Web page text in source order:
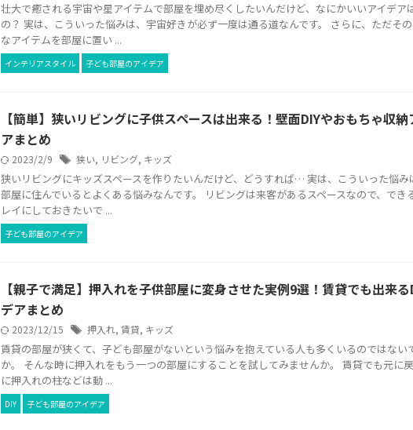
壮大で癒される宇宙や星アイテムで部屋を埋め尽くしたいんだけど、なにかいいアイデア
の？ 実は、こういった悩みは、宇宙好きが必ず一度は通る道なんです。 さらに、ただそ
なアイテムを部屋に置い ...
インテリアスタイル 子ども部屋のアイデア
【簡単】狭いリビングに子供スペースは出来る！壁面DIYやおもちゃ収納
アまとめ
2023/2/9 狭い, リビング, キッズ
狭いリビングにキッズスペースを作りたいんだけど、どうすれば… 実は、こういった悩み
部屋に住んでいるとよくある悩みなんです。 リビングは来客があるスペースなので、でき
レイにしておきたいで ...
子ども部屋のアイデア
【親子で満足】押入れを子供部屋に変身させた実例9選！賃貸でも出来る
デアまとめ
2023/12/15 押入れ, 賃貸, キッズ
賃貸の部屋が狭くて、子ども部屋がないという悩みを抱えている人も多くいるのではない
か。 そんな時に押入れをもう一つの部屋にすることを試してみませんか。 賃貸でも元に
に押入れの柱などは動 ...
DIY 子ども部屋のアイデア